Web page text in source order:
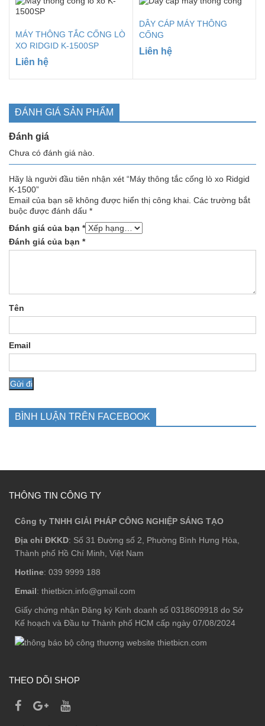
MÁY THÔNG TẮC CỐNG LÒ
XO RIDGID K-1500SP
Liên hệ
DÂY CÁP MÁY THÔNG
CỐNG
Liên hệ
ĐÁNH GIÁ SẢN PHẨM
Đánh giá
Chưa có đánh giá nào.
Hãy là người đầu tiên nhận xét “Máy thông tắc cống lò xo Ridgid
K-1500”
Email của bạn sẽ không được hiển thị công khai. Các trường bắt
buộc được đánh dấu *
Đánh giá của bạn *
Đánh giá của bạn *
Tên
Email
BÌNH LUẬN TRÊN FACEBOOK
THÔNG TIN CÔNG TY
Công ty TNHH GIẢI PHÁP CÔNG NGHIỆP SÁNG TẠO
Địa chỉ ĐKKD: Số 31 Đường số 2, Phường Bình Hưng Hòa,
Thành phố Hồ Chí Minh, Việt Nam
Hotline: 039 9999 188
Email: thietbicn.info@gmail.com
Giấy chứng nhận Đăng ký Kinh doanh số 0318609918 do Sở
Kế hoạch và Đầu tư Thành phố HCM cấp ngày 07/08/2024
THEO DÕI SHOP